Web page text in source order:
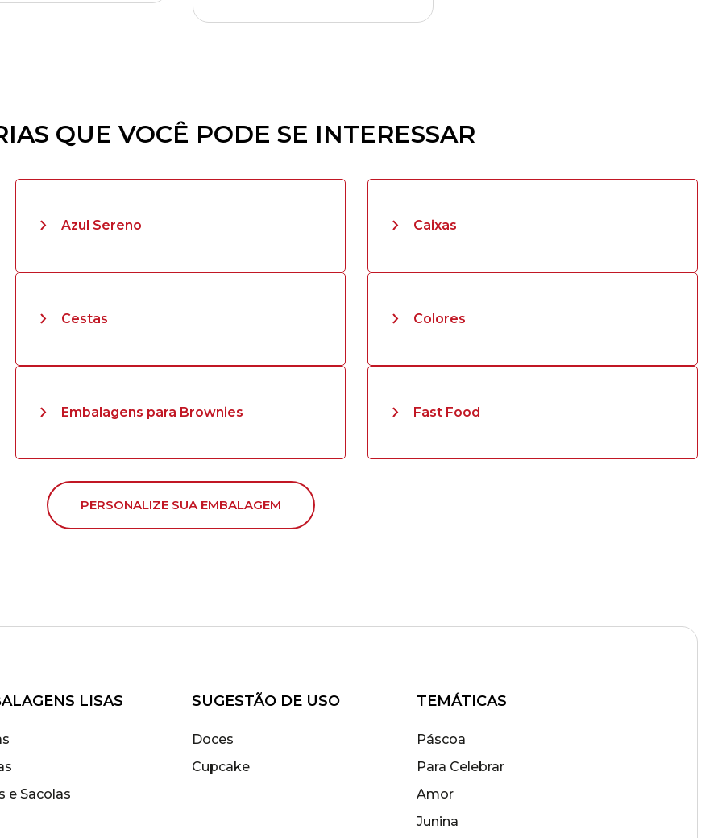
QUE VOCÊ PODE SE INTERESSAR
Azul Sereno Caixas
Cestas Colores
Embalagens para Brownies Fast Food
PERSONALIZE SUA EMBALAGEM
LISAS
e Sacolas
SUGESTÃO DE USO
Doces
Cupcake
TEMÁTICAS
Páscoa
Para Celebrar
Amor
Junina